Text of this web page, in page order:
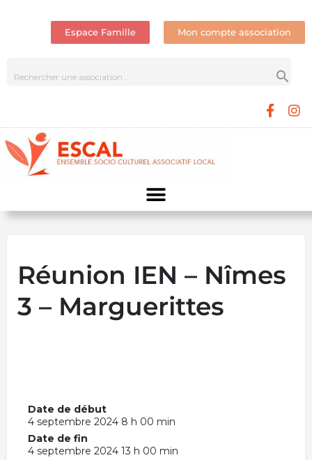
Espace Famille Mon compte association
Réunion IEN – Nîmes
3 – Marguerittes
Date de début
4 septembre 2024 8 h 00 min
Date de fin
4 septembre 2024 13 h 00 min